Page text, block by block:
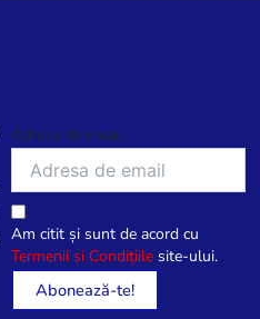
Adresa de email
Am citit și sunt de acord cu
Termenii și Condițiile site-ului.